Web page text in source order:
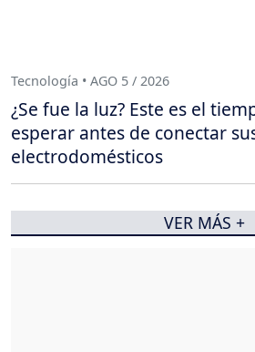
Tecnología • AGO 5 / 2026
¿Se fue la luz? Este es el
esperar antes de conectar
electrodomésticos
VER MÁS +